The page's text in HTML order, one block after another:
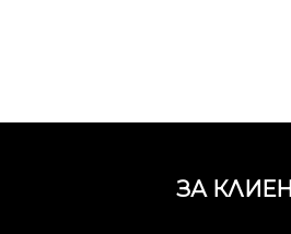
ЗА